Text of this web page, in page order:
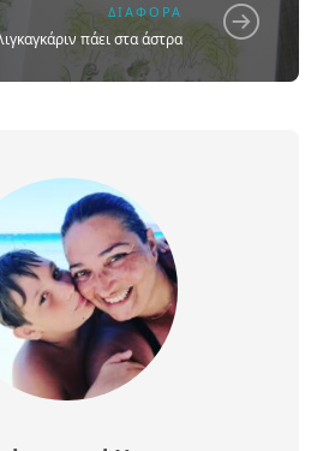
ΔΙΆΦΟΡΑ
πάει στα άστρα